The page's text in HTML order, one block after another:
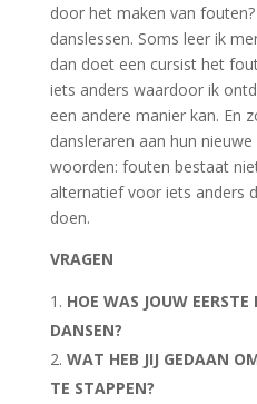
door het maken van
danslessen. Soms leer ik
dan doet een cursist het
iets anders waardoor ik
een andere manier kan. En
dansleraren aan hun
woorden: fouten bestaat
alternatief voor iets anders
doen.
VRAGEN
HOE WAS JOUW EERSTE
DANSEN?
WAT HEB JIJ GEDAAN
TE STAPPEN?